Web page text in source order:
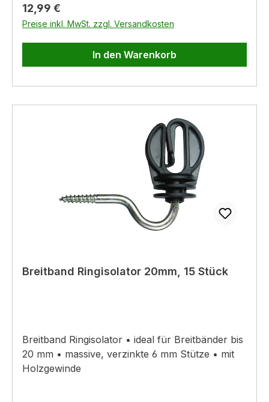
Stabilisator – kein Regranulat! Damit extrem
langlebig und schlagzäh.
Regulärer Preis:
12,99 €
Preise inkl. MwSt. zzgl. Versandkosten
In den Warenkorb
Breitband Ringisolator 20mm, 15 Stück
Breitband Ringisolator • ideal für Breitbänder bis
20 mm • massive, verzinkte 6 mm Stütze • mit
Holzgewinde